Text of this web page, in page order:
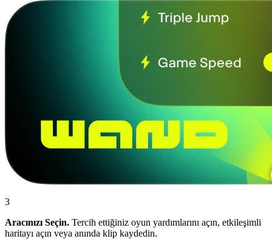
3
Aracınızı Seçin. Tercih ettiğiniz oyun yardımlarını açın, etkileşimli
haritayı açın veya anında klip kaydedin.